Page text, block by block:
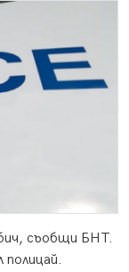
съобщи БНТ.
полицай.